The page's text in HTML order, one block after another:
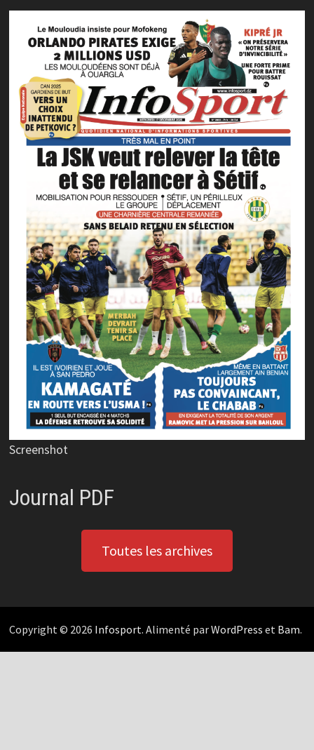
Screenshot
Journal PDF
Toutes les archives
Copyright © 2026 Infosport. Alimenté parWordPress et Bam.